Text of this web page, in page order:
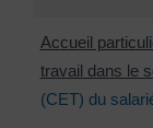
Accueil
travail dans le
(CET) du